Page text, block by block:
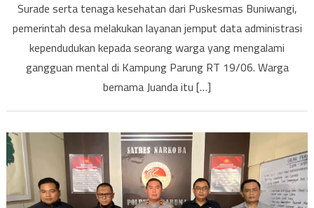
Surade serta tenaga kesehatan dari Puskesmas Buniwangi,
pemerintah desa melakukan layanan jemput data administrasi
kependudukan kepada seorang warga yang mengalami
gangguan mental di Kampung Parung RT 19/06. Warga
bernama Juanda itu […]